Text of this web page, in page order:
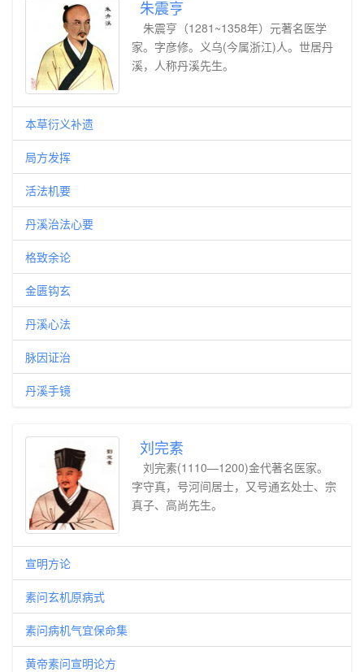
朱震亨
朱震亨（1281~1358年）元著名医学
家。字彦修。义乌(今属浙江)人。世居丹
溪，人称丹溪先生。
本草衍义补遗
局方发挥
活法机要
丹溪治法心要
格致余论
金匮钩玄
丹溪心法
脉因证治
丹溪手镜
刘完素
刘完素(1110—1200)金代著名医家。
字守真，号河间居士，又号通玄处士、宗
真子、高尚先生。
宣明方论
素问玄机原病式
素问病机气宜保命集
黄帝素问宣明论方